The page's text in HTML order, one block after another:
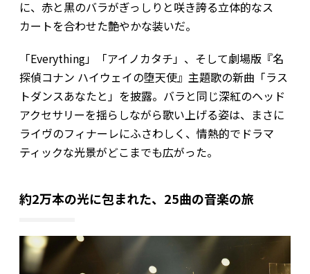
に、赤と黒のバラがぎっしりと咲き誇る立体的なス
カートを合わせた艶やかな装いだ。
「Everything」「アイノカタチ」、そして劇場版『名
探偵コナン ハイウェイの堕天使』主題歌の新曲「ラス
トダンスあなたと」を披露。バラと同じ深紅のヘッド
アクセサリーを揺らしながら歌い上げる姿は、まさに
ライヴのフィナーレにふさわしく、情熱的でドラマ
ティックな光景がどこまでも広がった。
約2万本の光に包まれた、25曲の音楽の旅